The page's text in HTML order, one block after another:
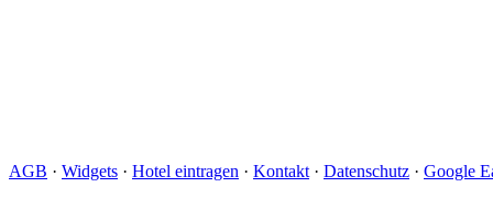
AGB · Widgets · Hotel eintragen · Kontakt · Datenschutz · Google